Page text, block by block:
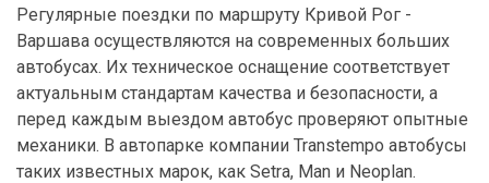
Регулярные поездки по маршруту Кривой Рог -
Варшава осуществляются на современных больших
автобусах. Их техническое оснащение соответствует
актуальным стандартам качества и безопасности, а
перед каждым выездом автобус проверяют опытные
механики. В автопарке компании Transtempo автобусы
таких известных марок, как Setra, Man и Neoplan.